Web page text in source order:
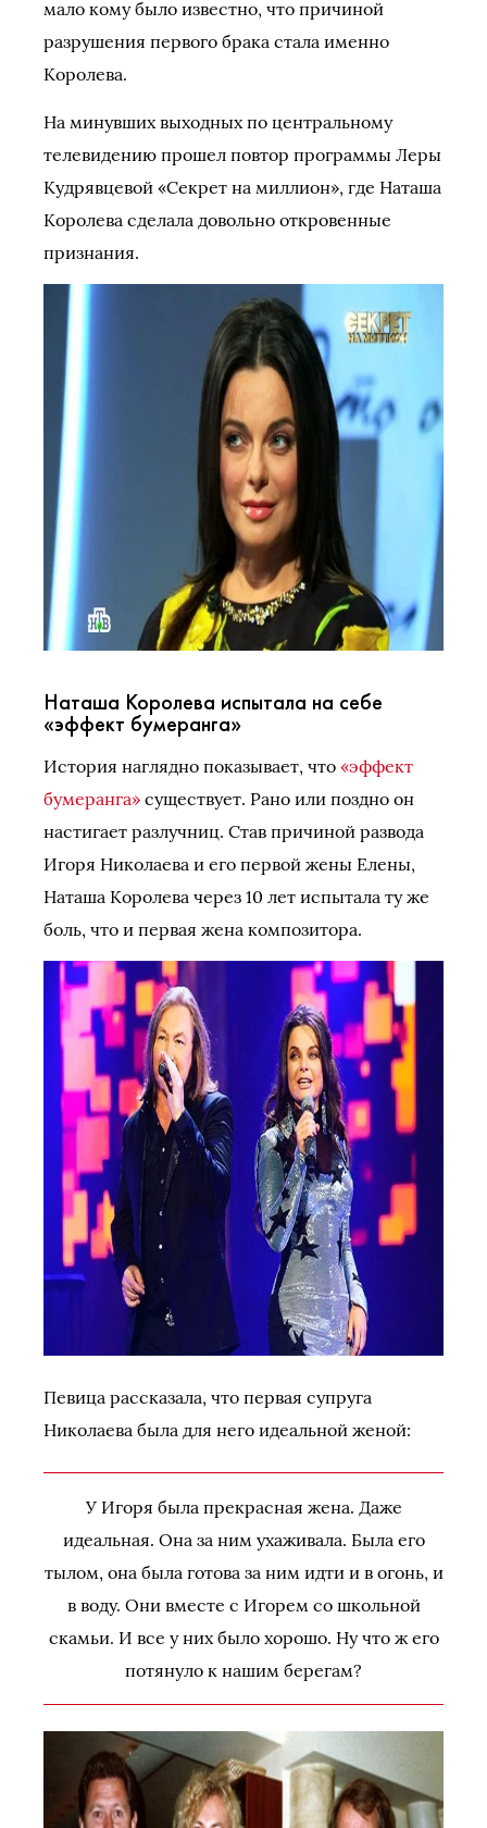
мало кому было известно, что причиной
разрушения первого брака стала именно
Королева.
На минувших выходных по центральному
телевидению прошел повтор программы Леры
Кудрявцевой «Секрет на миллион», где Наташа
Королева сделала довольно откровенные
признания.
Наташа Королева испытала на себе
«эффект бумеранга»
История наглядно показывает, что «эффект
бумеранга» существует. Рано или поздно он
настигает разлучниц. Став причиной развода
Игоря Николаева и его первой жены Елены,
Наташа Королева через 10 лет испытала ту же
боль, что и первая жена композитора.
Певица рассказала, что первая супруга
Николаева была для него идеальной женой:
У Игоря была прекрасная жена. Даже
идеальная. Она за ним ухаживала. Была его
тылом, она была готова за ним идти и в огонь, и
в воду. Они вместе с Игорем со школьной
скамьи. И все у них было хорошо. Ну что ж его
потянуло к нашим берегам?